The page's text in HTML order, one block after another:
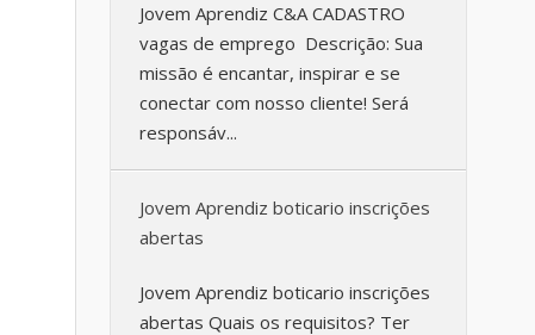
Jovem Aprendiz C&A CADASTRO
vagas de emprego Descrição: Sua
missão é encantar, inspirar e se
conectar com nosso cliente! Será
responsáv...
Jovem Aprendiz boticario inscrições
abertas
Jovem Aprendiz boticario inscrições
abertas Quais os requisitos? Ter